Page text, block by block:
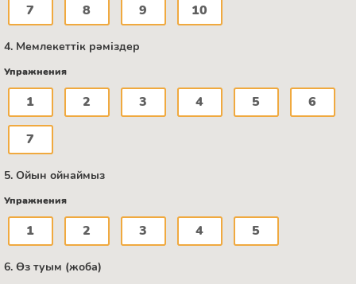
7 8 9 10
4. Мемлекеттік рәміздер
Упражнения
1 2 3 4 5 6
7
5. Ойын ойнаймыз
Упражнения
1 2 3 4 5
6. Өз туым (жоба)